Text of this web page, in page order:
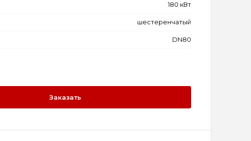
180 кВт
шестеренчатый
DN80
Заказать